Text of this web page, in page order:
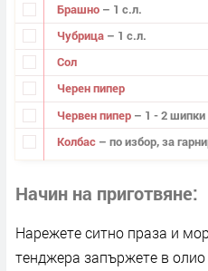
Брашно – 1 с.л.
Чубрица – 1 с.л.
Сол
Черен пипер
Червен пипер – 1 - 2 шипки
Колбас – по избор, за
Начин на приготвяне
Нарежете ситно праза и
тенджера запържете в